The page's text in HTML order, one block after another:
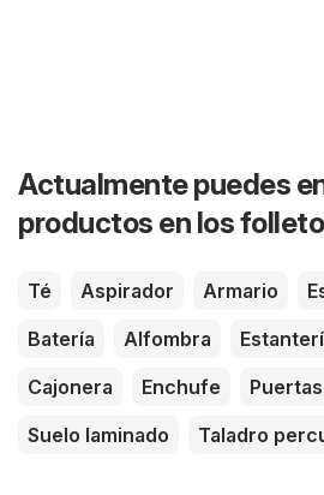
Actualmente puedes
productos en los
Té Aspirador Armario
Batería
Alfombra
Cajonera
Enchufe Puertas
Suelo laminado
Taladro